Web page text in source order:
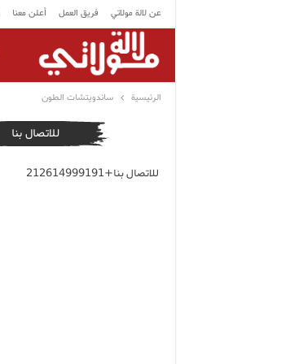
عن لالة مولاتي فريق العمل أعلن معنا
الرئيسية ساندويتشات الطون
للاتصال بنا
للاتصال بنا+212614999191